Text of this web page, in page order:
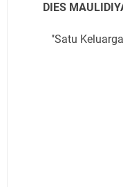
DIES
"Satu